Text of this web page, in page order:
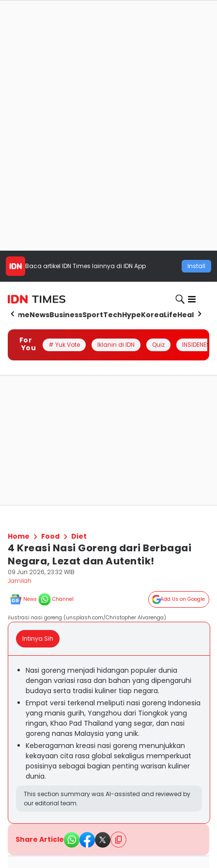
Baca artikel IDN Times lainnya di IDN App Install
HomeNewsBusinessSportTechHypeKoreaLifeHealth
For
You
# Yuk Vote Iklanin di IDN Quiz INSIDENESIA
Home Food Diet
4 Kreasi Nasi Goreng dari Berbagai
Negara, Lezat dan Autentik!
09 Jun 2026, 23:32 WIB
Jamilah
News Channel Add Us on Google
ilustrasi nasi goreng (unsplash.com/Christopher Alvarenga)
Intinya Sih
Nasi goreng menjadi hidangan populer dunia
dengan variasi rasa dan bahan yang dipengaruhi
budaya serta tradisi kuliner tiap negara.
Empat versi terkenal meliputi nasi goreng Indonesia
yang manis gurih, Yangzhou dari Tiongkok yang
ringan, Khao Pad Thailand yang segar, dan nasi
goreng nanas Malaysia yang unik.
Keberagaman kreasi nasi goreng menunjukkan
kekayaan cita rasa global sekaligus memperkuat
posisinya sebagai bagian penting warisan kuliner
dunia.
This section summary was AI-assisted and reviewed by
our editorial team.
Share Article